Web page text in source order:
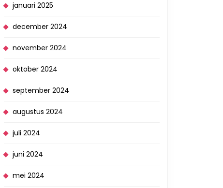
januari 2025
december 2024
november 2024
oktober 2024
september 2024
augustus 2024
juli 2024
juni 2024
mei 2024